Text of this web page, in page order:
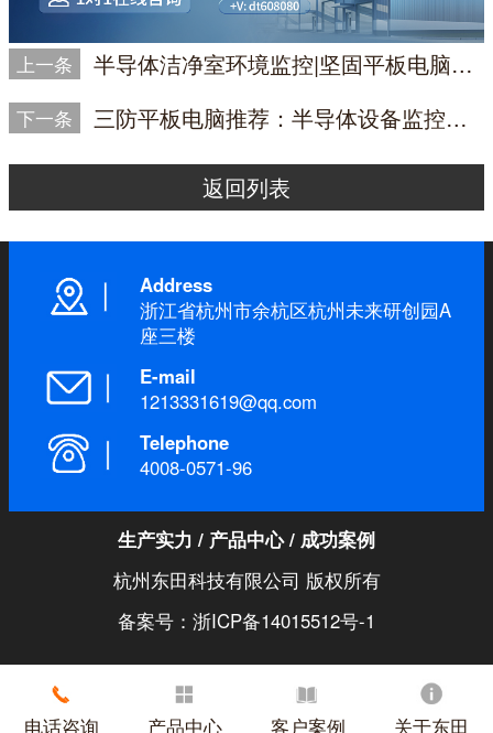
上一条 半导体洁净室环境监控|坚固平板电脑的工业应用价值
下一条 三防平板电脑推荐：半导体设备监控平板实现设备状态实时查看
返回列表
Address
浙江省杭州市余杭区杭州未来研创园A
座三楼
E-mail
1213331619@qq.com
Telephone
4008-0571-96
生产实力 / 产品中心/ 成功案例
杭州东田科技有限公司 版权所有
备案号：浙ICP备14015512号-1
电话咨询 产品中心 客户案例 关于东田